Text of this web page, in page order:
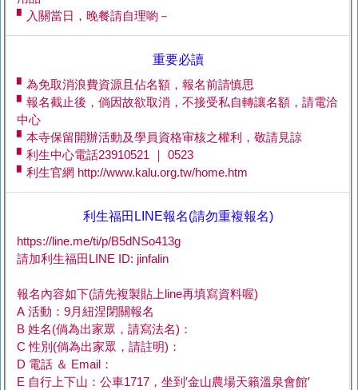
▘入關當日，晚餐請自理喲－
重要必讀
▘為免取消浪費資源且佔名額，報名前請慎思
▘報名截止後，倘因故欲取消，不接受私自轉讓名額，請電洽
中心
▘本寺保留開辦活動及學員資格审核之權利，敬請見諒
▘利生中心電話23910521 ｜ 0523
▘利生官網 http://www.kalu.org.tw/home.htm
利生福田LINE報名(請勿重複報名)
https://line.me/ti/p/B5dNSo413g
請加利生福田LINE ID: jinfalin
報名內容如下(請先複製貼上line再填寫資料喔)
A 活動：9月紐涅閉關報名
B 姓名(倘為出家眾，請寫法名)：
C 性別(倘為出家眾，請註明)：
D 電話 ＆ Email：
E 自行上下山：公車1717，坐到′金山農場天籟溫泉會館′